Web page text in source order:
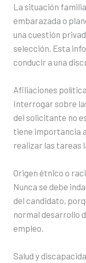
La situación
embarazada o
una cuestión
selección. Esta
conducir a una
Afiliaciones
Interrogar sobre
del solicitante no
tiene importancia
realizar las tareas
Origen étnico o
Nunca se debe
del candidato,
normal desarrollo
empleo.
Salud y